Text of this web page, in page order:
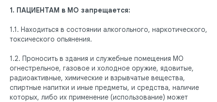
1. ПАЦИЕНТАМ в МО запрещается:
1.1. Находиться в состоянии алкогольного, наркотического,
токсического опьянения.
1.2. Проносить в здания и служебные помещения МО
огнестрельное, газовое и холодное оружие, ядовитые,
радиоактивные, химические и взрывчатые вещества,
спиртные напитки и иные предметы, и средства, наличие
которых, либо их применение (использование) может